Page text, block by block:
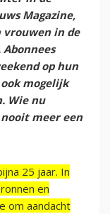
Magazine,
in de
op hun
mogelijk
Wie nu
meer een
25 jaar. In
en
om aandacht